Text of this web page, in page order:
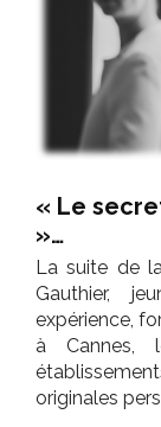
« Le
»…
La suite de
Gauthier,
expérience,
à Cannes,
originales